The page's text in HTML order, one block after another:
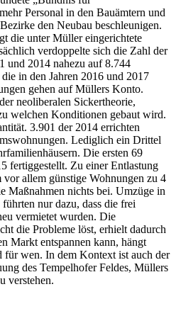
Personal in den Bauämtern und
den Neubau beschleunigen.
die unter Müller eingerichtete
verdoppelte sich die Zahl der
und 2014 nahezu auf 8.744
in den Jahren 2016 und 2017
gehen auf Müllers Konto.
neoliberalen Sickertheorie,
welchen Konditionen gebaut wird.
3.901 der 2014 errichten
Lediglich ein Drittel
Die ersten 69
fertiggestellt. Zu einer Entlastung
vor allem günstige Wohnungen zu 4
Maßnahmen nichts bei. Umzüge in
nur dazu, dass die frei
vermietet wurden. Die
die Probleme löst, erhielt dadurch
Markt entspannen kann, hängt
für wen. In dem Kontext ist auch der
des Tempelhofer Feldes, Müllers
zu verstehen.